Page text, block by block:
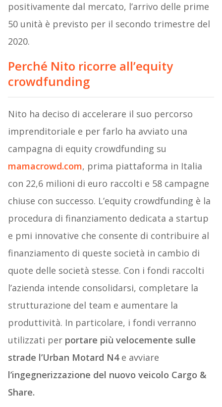
positivamente dal mercato, l’arrivo delle prime
50 unità è previsto per il secondo trimestre del
2020.
Perché Nito ricorre all’equity
crowdfunding
Nito ha deciso di accelerare il suo percorso
imprenditoriale e per farlo ha avviato una
campagna di equity crowdfunding su
mamacrowd.com, prima piattaforma in Italia
con 22,6 milioni di euro raccolti e 58 campagne
chiuse con successo. L’equity crowdfunding è la
procedura di finanziamento dedicata a startup
e pmi innovative che consente di contribuire al
finanziamento di queste società in cambio di
quote delle società stesse. Con i fondi raccolti
l’azienda intende consolidarsi, completare la
strutturazione del team e aumentare la
produttività. In particolare, i fondi verranno
utilizzati per portare più velocemente sulle
strade l’Urban Motard N4e avviare
l’ingegnerizzazione del nuovo veicolo Cargo &
Share.